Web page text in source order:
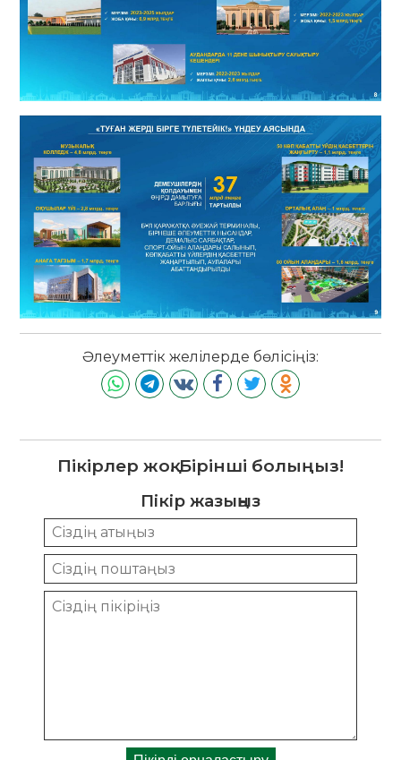
Әлеуметтік желілерде бөлісіңіз:
Пікірлер жоқ. Бірінші болыңыз!
Пікір жазыңыз